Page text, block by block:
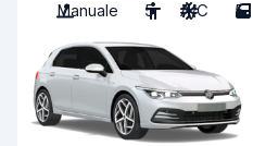
Manuale
5 A/C 5